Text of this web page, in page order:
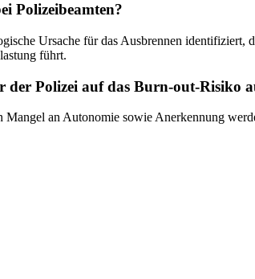
Polizeibeamten?
Ursache für das Ausbrennen
führt.
Polizei auf das Burn-out-Risiko
an Autonomie sowie Anerkennung